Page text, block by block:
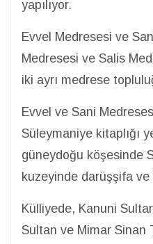
yapılıyor.
Evvel Medresesi ve
Medresesi ve Salis
iki ayrı medrese
Evvel ve Sani
Süleymaniye kitaplığı
güneydoğu köşesinde
kuzeyinde darüşşifa
Külliyede, Kanuni
Sultan ve Mimar Sinan